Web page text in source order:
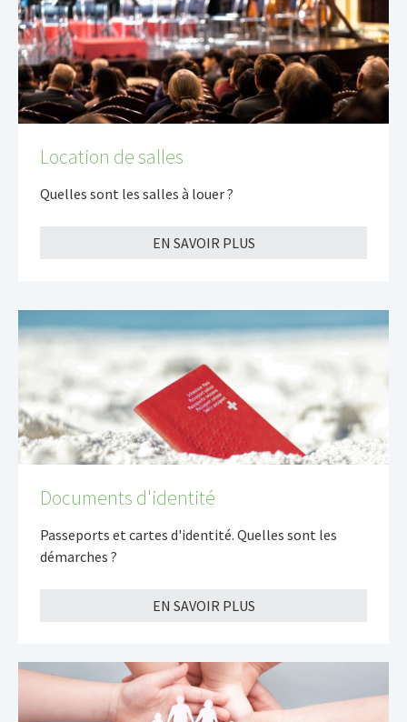
Location de salles
Quelles sont les salles à louer ?
EN SAVOIR PLUS
Documents d'identité
Passeports et cartes d'identité. Quelles sont les
démarches ?
EN SAVOIR PLUS